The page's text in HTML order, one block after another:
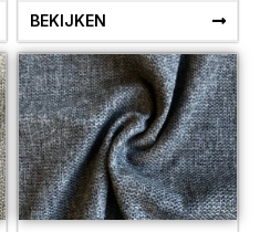
BEKIJKEN